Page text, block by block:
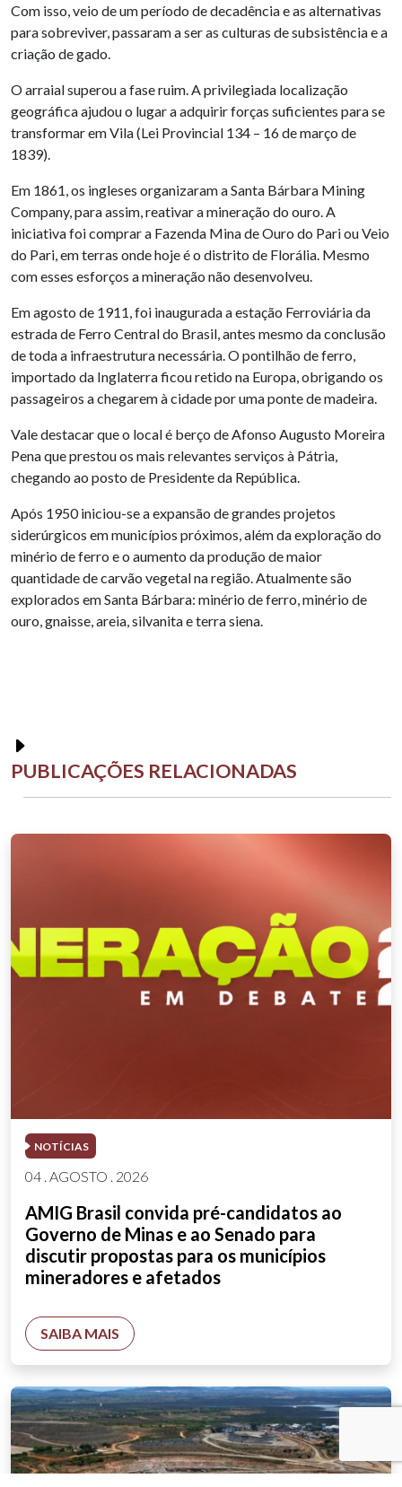
Com isso, veio de um período de decadência e as alternativas
para sobreviver, passaram a ser as culturas de subsistência e a
criação de gado.
O arraial superou a fase ruim. A privilegiada localização
geográfica ajudou o lugar a adquirir forças suficientes para se
transformar em Vila (Lei Provincial 134 – 16 de março de
1839).
Em 1861, os ingleses organizaram a Santa Bárbara Mining
Company, para assim, reativar a mineração do ouro. A
iniciativa foi comprar a Fazenda Mina de Ouro do Pari ou Veio
do Pari, em terras onde hoje é o distrito de Florália. Mesmo
com esses esforços a mineração não desenvolveu.
Em agosto de 1911, foi inaugurada a estação Ferroviária da
estrada de Ferro Central do Brasil, antes mesmo da conclusão
de toda a infraestrutura necessária. O pontilhão de ferro,
importado da Inglaterra ficou retido na Europa, obrigando os
passageiros a chegarem à cidade por uma ponte de madeira.
Vale destacar que o local é berço de Afonso Augusto Moreira
Pena que prestou os mais relevantes serviços à Pátria,
chegando ao posto de Presidente da República.
Após 1950 iniciou-se a expansão de grandes projetos
siderúrgicos em municípios próximos, além da exploração do
minério de ferro e o aumento da produção de maior
quantidade de carvão vegetal na região. Atualmente são
explorados em Santa Bárbara: minério de ferro, minério de
ouro, gnaisse, areia, silvanita e terra siena.
PUBLICAÇÕES RELACIONADAS
NOTÍCIAS
04 . AGOSTO . 2026
AMIG Brasil convida pré-candidatos ao
Governo de Minas e ao Senado para
discutir propostas para os municípios
mineradores e afetados
SAIBA MAIS